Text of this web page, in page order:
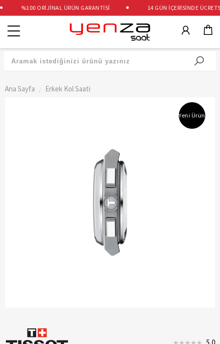
%100 ORİJİNAL ÜRÜN GARANTİSİ 14 GÜN İÇERİSİNDE
Kategoriler
Ana Sayfa Erkek Kol Saati
Yeni Ürün
5,0